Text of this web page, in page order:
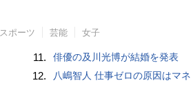
スポーツ 芸能 女子
11. 俳優の及川光博が結婚を発表
12. 八嶋智人 仕事ゼロの原因はマネ